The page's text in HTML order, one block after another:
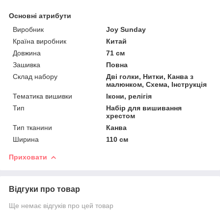
Основні атрибути
Виробник
Joy Sunday
Країна виробник
Китай
Довжина
71 см
Зашивка
Повна
Склад набору
Дві голки, Нитки, Канва з
малюнком, Схема, Інструкція
Тематика вишивки
Ікони, релігія
Тип
Набір для вишивання
хрестом
Тип тканини
Канва
Ширина
110 см
Приховати
Відгуки про товар
Ще немає відгуків про цей товар